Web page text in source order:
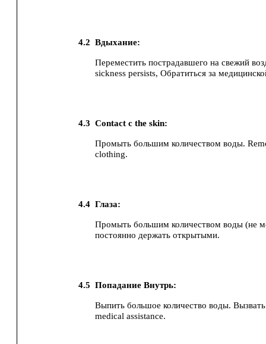
4.2 Вдыхание:
Переместить пострадавшего на свежий
sickness persists, Обратиться за
4.3 Contact с the skin:
Промыть большим количеством воды.
clothing.
4.4 Глаза:
Промыть большим количеством воды (не
постоянно держать открытыми.
4.5 Попадание Внутрь:
Выпить большое количество воды.
medical assistance.